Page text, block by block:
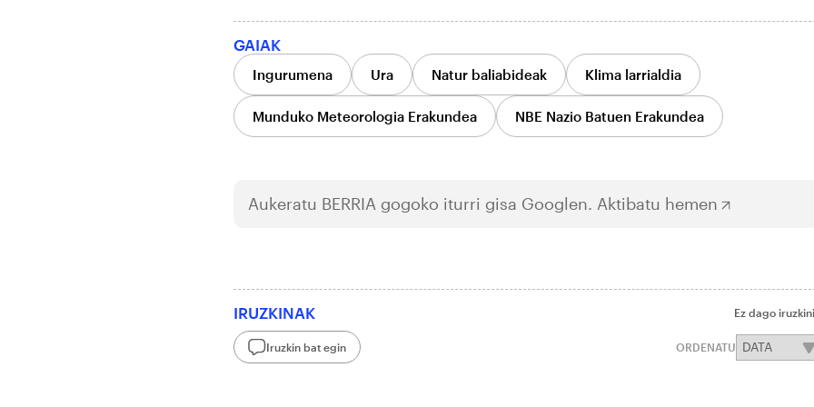
GAIAK
Ingurumena Ura Natur baliabideak Klima larrialdia
Munduko Meteorologia Erakundea NBE Nazio Batuen Erakundea
Aukeratu BERRIA gogoko iturri gisa Googlen. Aktibatu hemen
IRUZKINAK Ez dago
Iruzkin bat egin ORDENATU